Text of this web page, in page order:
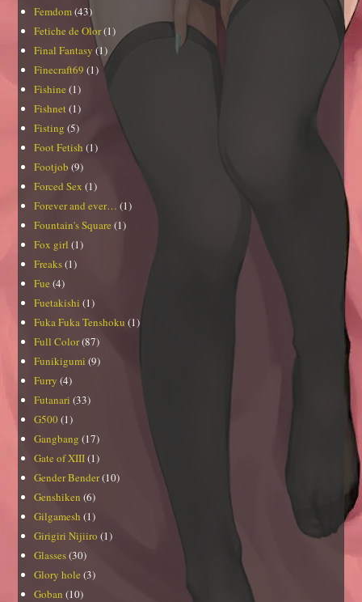
Femdom(43)
Fetiche de Olor(1)
Final Fantasy (1)
Finecraft69 (1)
Fishine (1)
Fishnet (1)
Fisting (5)
Foot Fetish (1)
Footjob (9)
Forced Sex (1)
Forever and ever… (1)
Fountain's Square (1)
Fox girl (1)
Freaks(1)
Fue (4)
Fuetakishi (1)
Fuka Fuka Tenshoku (1)
Full Color(87)
Funikigumi (9)
Furry (4)
Futanari (33)
G500 (1)
Gangbang (17)
Gate of XIII(1)
Gender Bender(10)
Genshiken (6)
Gilgamesh (1)
Girigiri Nijiiro (1)
Glasses(30)
Glory hole (3)
Goban (10)